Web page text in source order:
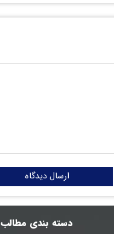
ارسال دیدگاه
دسته بندی مطالب